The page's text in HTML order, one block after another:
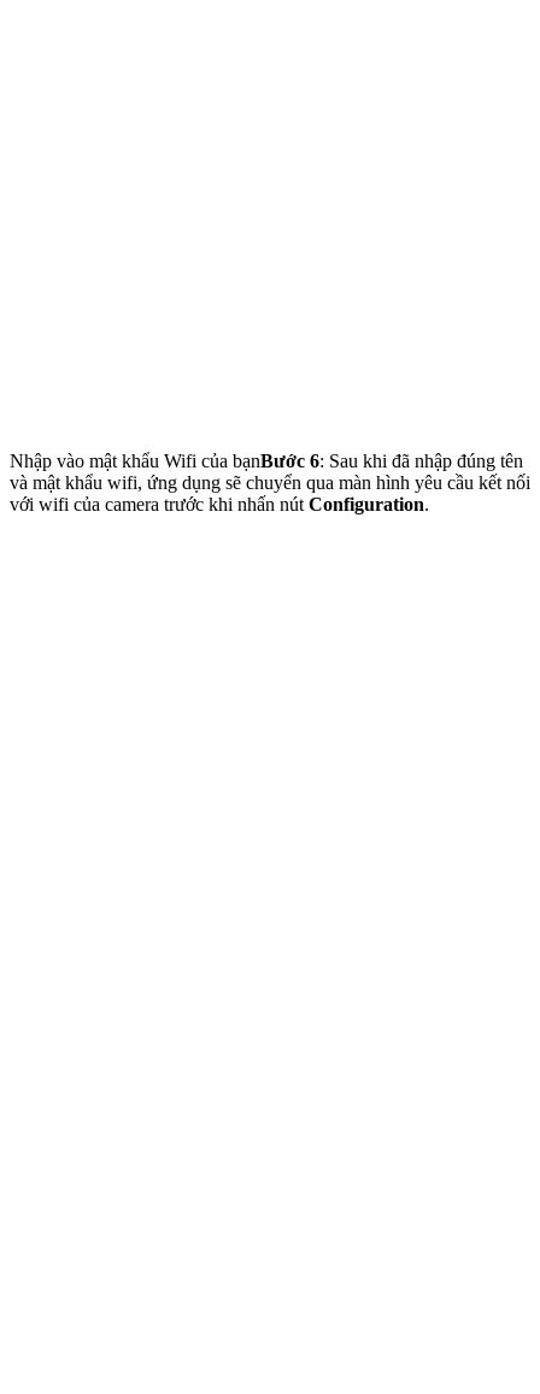
Nhập vào mật khẩu Wifi của bạnBước 6: Sau khi đã nhập đúng tên
và mật khẩu wifi, ứng dụng sẽ chuyển qua màn hình yêu cầu kết nối
với wifi của camera trước khi nhấn nút Configuration.